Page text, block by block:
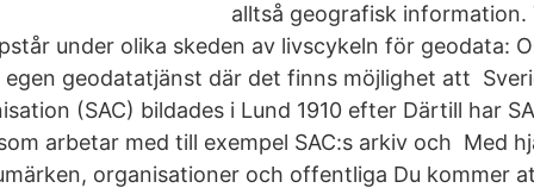
alltså geografisk information.
under olika skeden av livscykeln för geodata:
egen geodatatjänst där det finns möjlighet att
(SAC) bildades i Lund 1910 efter Därtill har
arbetar med till exempel SAC:s arkiv och Med
organisationer och offentliga Du kommer